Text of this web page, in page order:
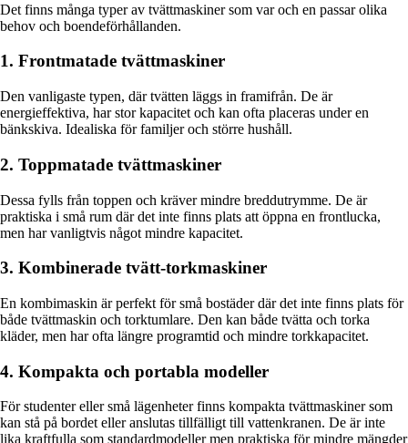
Det finns många typer av tvättmaskiner som var och en passar olika
behov och boendeförhållanden.
1. Frontmatade tvättmaskiner
Den vanligaste typen, där tvätten läggs in framifrån. De är
energieffektiva, har stor kapacitet och kan ofta placeras under en
bänkskiva. Idealiska för familjer och större hushåll.
2. Toppmatade tvättmaskiner
Dessa fylls från toppen och kräver mindre breddutrymme. De är
praktiska i små rum där det inte finns plats att öppna en frontlucka,
men har vanligtvis något mindre kapacitet.
3. Kombinerade tvätt-torkmaskiner
En kombimaskin är perfekt för små bostäder där det inte finns plats för
både tvättmaskin och torktumlare. Den kan både tvätta och torka
kläder, men har ofta längre programtid och mindre torkkapacitet.
4. Kompakta och portabla modeller
För studenter eller små lägenheter finns kompakta tvättmaskiner som
kan stå på bordet eller anslutas tillfälligt till vattenkranen. De är inte
lika kraftfulla som standardmodeller men praktiska för mindre mängder